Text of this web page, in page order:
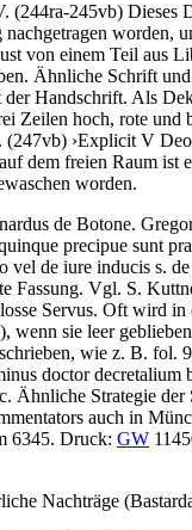
(244ra-245vb) Dieses
worden,
von einem Teil aus
Ähnliche Schrift
der Handschrift. Als
Zeilen hoch, rote und
(247vb) ›Explicit V
dem freien Raum ist
worden.
de Botone.
precipue sunt
vel de iure inducis s.
Fassung. Vgl. S.
Servus. Oft wird in
wenn sie leer
wie z. B. fol.
doctor decretalium
. Ähnliche Strategie
auch in
6345. Druck: GW
Nachträge